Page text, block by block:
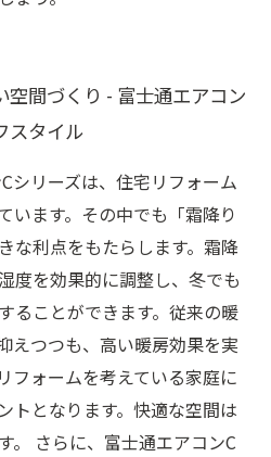
間づくり - 富士通エアコン
スタイル
シリーズは、住宅リフォーム
います。その中でも「霜降り
な利点をもたらします。霜降
度を効果的に調整し、冬でも
ることができます。従来の暖
えつつも、高い暖房効果を実
フォームを考えている家庭に
トとなります。快適な空間は
。 さらに、富士通エアコンC